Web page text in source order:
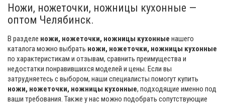
Ножи, ножеточки, ножницы кухонные —
оптом Челябинск.
В разделе ножи, ножеточки, ножницы кухонные нашего
каталога можно выбрать ножи, ножеточки, ножницы кухонные
по характеристикам и отзывам, сравнить преимущества и
недостатки понравившихся моделей и цены. Если вы
затрудняетесь с выбором, наши специалисты помогут купить
ножи, ножеточки, ножницы кухонные, подходящие именно под
ваши требования. Также у нас можно подобрать сопутствующие